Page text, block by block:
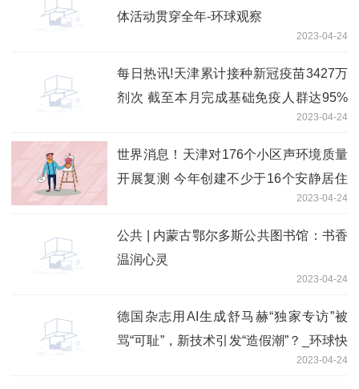
体活动贯穿全年-环球观察
2023-04-24
每日热讯!天津累计接种新冠疫苗3427万
剂次 截至本月完成基础免疫人群达95%
2023-04-24
世界消息！天津对176个小区声环境质量
开展复测 今年创建不少于16个安静居住
2023-04-24
公共 | 内蒙古鄂尔多斯公共图书馆：书香
温润心灵
2023-04-24
德国杂志用AI生成舒马赫“独家专访”被
骂“可耻”，新技术引发“造假潮”？_环球快
2023-04-24